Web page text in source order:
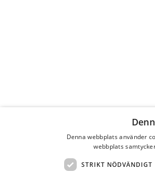
Denna webbplats använder
webbplats
STRIKT NÖDVÄNDIGT